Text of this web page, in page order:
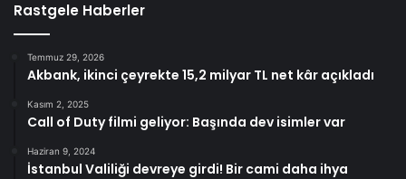
Rastgele Haberler
Temmuz 29, 2026
Akbank, ikinci çeyrekte 15,2 milyar TL net kâr açıkladı
Kasım 2, 2025
Call of Duty filmi geliyor: Başında dev isimler var
Haziran 9, 2024
İstanbul Valiliği devreye girdi! Bir cami daha ihya